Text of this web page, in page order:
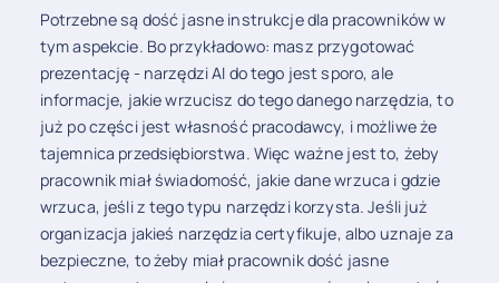
Potrzebne są dość jasne instrukcje dla pracowników w
tym aspekcie. Bo przykładowo: masz przygotować
prezentację - narzędzi AI do tego jest sporo, ale
informacje, jakie wrzucisz do tego danego narzędzia, to
już po części jest własność pracodawcy, i możliwe że
tajemnica przedsiębiorstwa. Więc ważne jest to, żeby
pracownik miał świadomość, jakie dane wrzuca i gdzie
wrzuca, jeśli z tego typu narzędzi korzysta. Jeśli już
organizacja jakieś narzędzia certyfikuje, albo uznaje za
bezpieczne, to żeby miał pracownik dość jasne